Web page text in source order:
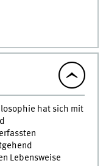
hat sich mit
Lebensweise